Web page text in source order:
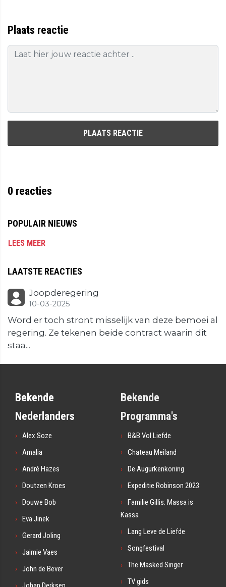
Plaats reactie
PLAATS REACTIE
0 reacties
POPULAIR NIEUWS
LEES MEER
LAATSTE REACTIES
Joopderegering
10-03-2025
Word er toch stront misselijk van deze bemoei al
regering. Ze tekenen beide contract waarin dit
staa...
Bekende
Nederlanders
Alex Soze
Amalia
André Hazes
Doutzen Kroes
Douwe Bob
Eva Jinek
Gerard Joling
Jaimie Vaes
John de Bever
Bekende
Programma's
B&B Vol Liefde
Chateau Meiland
De Augurkenkoning
Expeditie Robinson 2023
Familie Gillis: Massa is
Kassa
Lang Leve de Liefde
Songfestival
The Masked Singer
TV gids